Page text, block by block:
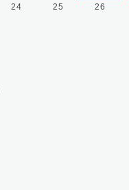
24 25
26